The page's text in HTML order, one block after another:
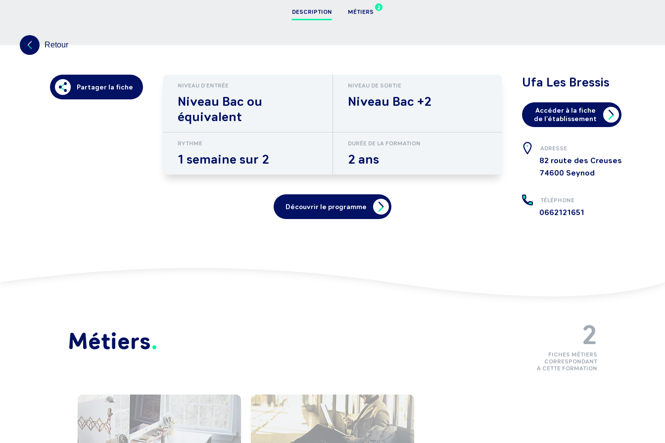
DESCRIPTION
2
MÉTIERS
Retour
Partager la fiche NIVEAU D'ENTRÉE
Niveau Bac ou
équivalent
NIVEAU DE SORTIE
Niveau Bac +2
RYTHME
1 semaine sur 2
DURÉE DE LA FORMATION
2 ans
Découvrir le programme
Ufa Les Bressis
Accéder à la fiche
de l'établissement
ADRESSE
82 route des Creuses
74600 Seynod
TÉLÉPHONE
0662121651
Métiers 2
FICHES MÉTIERS
CORRESPONDANT
À CETTE FORMATION